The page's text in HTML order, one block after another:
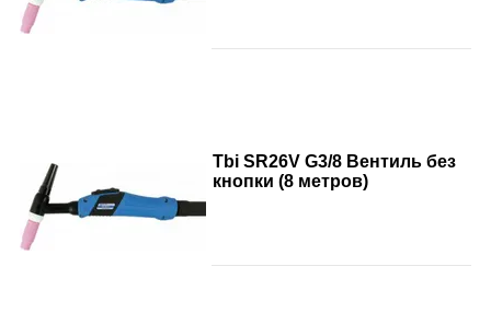
Tbi SR26V G3/8 Вентиль без
кнопки (8 метров)